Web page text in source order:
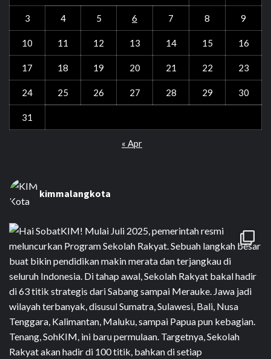
3 4 5 6 7 8 9
10 11 12 13 14 15 16
17 18 19 20 21 22 23
24 25 26 27 28 29 30
31
« Apr
kimmalangkota